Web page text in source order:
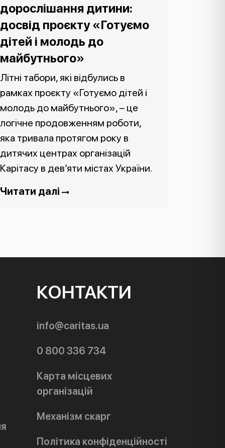
дорослішання дитини:
досвід проєкту «Готуємо
дітей і молодь до
майбутнього»
Літні табори, які відбулись в
рамках проєкту «Готуємо дітей і
молодь до майбутнього», – це
логічне продовженням роботи,
яка тривала протягом року в
дитячих центрах організацій
Карітасу в дев’яти містах України.
Читати далі
КОНТАКТИ
info@caritas.ua
0 800 336 734
Карта місцевих
організацій
Механізм скарг
Політика конфіденційності